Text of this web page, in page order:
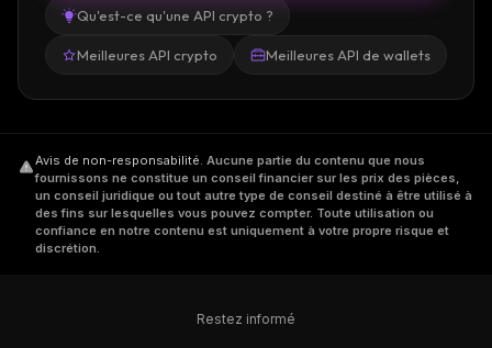
Qu'est-ce qu'une API crypto ?
Meilleures API crypto Meilleures API de wallets
Avis de non-responsabilité. Aucune partie du contenu que nous
fournissons ne constitue un conseil financier sur les prix des pièces,
un conseil juridique ou tout autre type de conseil destiné à être utilisé à
des fins sur lesquelles vous pouvez compter. Toute utilisation ou
confiance en notre contenu est uniquement à votre propre risque et
discrétion.
Restez informé